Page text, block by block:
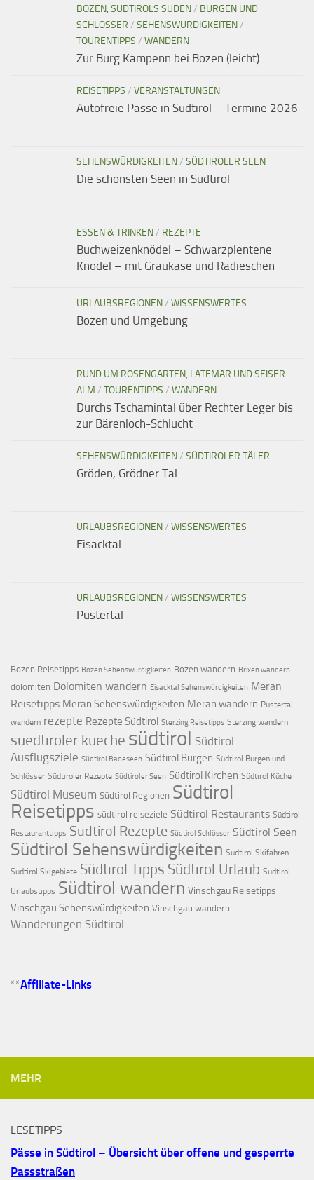
BOZEN, SÜDTIROLS SÜDEN/ BURGEN UND
SCHLÖSSER / SEHENSWÜRDIGKEITEN/
TOURENTIPPS / WANDERN
Zur Burg Kampenn bei Bozen (leicht)
REISETIPPS / VERANSTALTUNGEN
Autofreie Pässe in Südtirol – Termine 2026
SEHENSWÜRDIGKEITEN/ SÜDTIROLER SEEN
Die schönsten Seen in Südtirol
ESSEN & TRINKEN/ REZEPTE
Buchweizenknödel – Schwarzplentene
Knödel – mit Graukäse und Radieschen
URLAUBSREGIONEN/ WISSENSWERTES
Bozen und Umgebung
RUND UM ROSENGARTEN, LATEMAR UND SEISER
ALM / TOURENTIPPS / WANDERN
Durchs Tschamintal über Rechter Leger bis
zur Bärenloch-Schlucht
SEHENSWÜRDIGKEITEN/ SÜDTIROLER TÄLER
Gröden, Grödner Tal
URLAUBSREGIONEN/ WISSENSWERTES
Eisacktal
URLAUBSREGIONEN/ WISSENSWERTES
Pustertal
Bozen Reisetipps Bozen Sehenswürdigkeiten Bozen wandern Brixen wandern
dolomiten Dolomiten wandern Eisacktal Sehenswürdigkeiten Meran
Reisetipps Meran Sehenswürdigkeiten Meran wandern Pustertal
wandern rezepte Rezepte Südtirol Sterzing Reisetipps Sterzing wandern
suedtiroler kueche südtirol Südtirol
Ausflugsziele Südtirol Badeseen Südtirol Burgen Südtirol Burgen und
Schlösser Südtiroler Rezepte Südtiroler Seen Südtirol Kirchen Südtirol Küche
Südtirol Museum Südtirol Regionen Südtirol
Reisetipps südtirol reiseziele Südtirol Restaurants Südtirol
Restauranttipps Südtirol Rezepte Südtirol Schlösser Südtirol Seen
Südtirol Sehenswürdigkeiten Südtirol Skifahren
Südtirol Skigebiete Südtirol Tipps Südtirol Urlaub Südtirol
Urlaubstipps Südtirol wandern Vinschgau Reisetipps
Vinschgau Sehenswürdigkeiten Vinschgau wandern
Wanderungen Südtirol
**Affiliate-Links
MEHR
LESETIPPS
Pässe in Südtirol – Übersicht über offene und gesperrte
Passstraßen